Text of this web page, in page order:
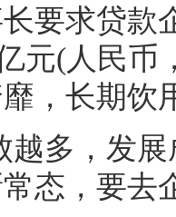
要求贷款
元(人民
，长期饮
越多，发
态，要去